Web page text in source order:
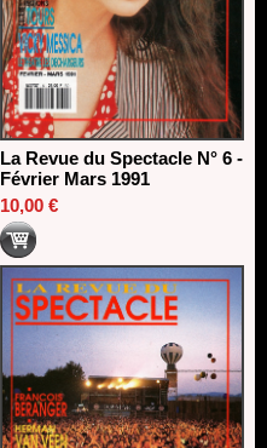
La Revue du Spectacle N° 6 -
Février Mars 1991
10,00 €